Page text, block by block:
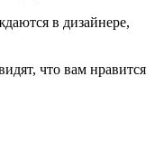
в дизайнере,
что вам нравится